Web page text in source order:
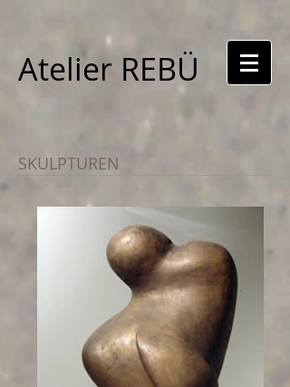
Atelier REBÜ
SKULPTUREN